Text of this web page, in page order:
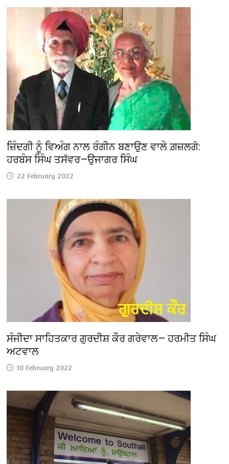
ਜ਼ਿੰਦਗੀ ਨੂੰ ਵਿਅੰਗ ਨਾਲ ਰੰਗੀਨ ਬਣਾਉਣ ਵਾਲੇ ਗ਼ਜ਼ਲਗੋ:
ਹਰਬੰਸ ਸਿੰਘ ਤਸੱਵਰ—ਉਜਾਗਰ ਸਿੰਘ
22 February 2022
ਸੰਜੀਦਾ ਸਾਹਿਤਕਾਰ ਗੁਰਦੀਸ਼ ਕੌਰ ਗਰੇਵਾਲ— ਹਰਮੀਤ ਸਿੰਘ
ਅਟਵਾਲ
10 February 2022